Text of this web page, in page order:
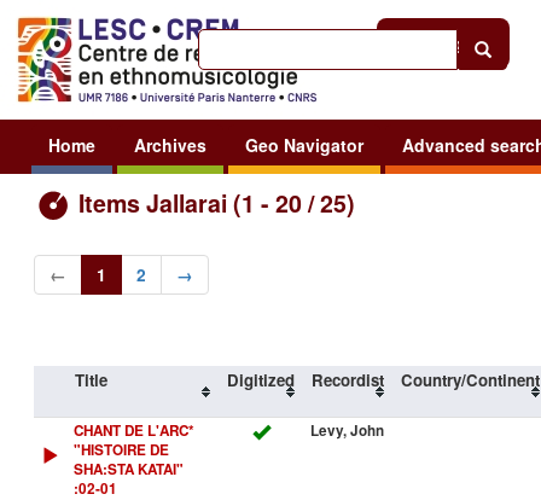
Sign in
Home Archives Geo Navigator Advanced
Items Jallarai (1 - 20 / 25)
← 1 2 →
Title Digitized Recordist Country/Continent
CHANT DE L'ARC*
"HISTOIRE DE
SHA:STA KATAI"
:02-01
Levy, John